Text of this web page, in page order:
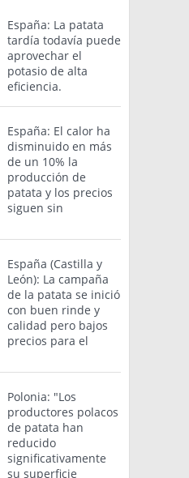
España: La patata
tardía todavía puede
aprovechar el
potasio de alta
eficiencia.
España: El calor ha
disminuido en más
de un 10% la
producción de
patata y los precios
siguen sin
España (Castilla y
León): La campaña
de la patata se inició
con buen rinde y
calidad pero bajos
precios para el
Polonia: "Los
productores polacos
de patata han
reducido
significativamente
su superficie